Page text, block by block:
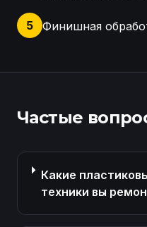
5
Финишная
Частые
Какие
техники вы